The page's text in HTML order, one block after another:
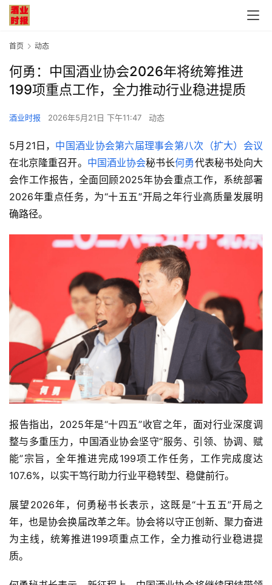
首页 动态
何勇：中国酒业协会2026年将统筹推进
199项重点工作，全力推动行业稳进提质
酒业时报 2026年5月21日 下午11:47 动态
5月21日， 中国酒业协会第六届理事会第八次（扩大）会议
在北京隆重召开。 中国酒业协会秘书长何勇代表秘书处向大
会作工作报告，全面回顾2025年协会重点工作，系统部署
2026年重点任务，为“十五五”开局之年行业高质量发展明
确路径。
报告指出， 2025年是“十四五”收官之年，面对行业深度调
整与多重压力，中国酒业协会坚守“服务、引领、协调、赋
能”宗旨，全年推进完成199项工作任务，工作完成度达
107.6%，以实干笃行助力行业平稳转型、稳健前行。
展望 2026年，何勇秘书长表示，这既是“十五五”开局之
年，也是协会换届改革之年。协会将以守正创新、聚力奋进
为主线，统筹推进199项重点工作，全力推动行业稳进提
质。